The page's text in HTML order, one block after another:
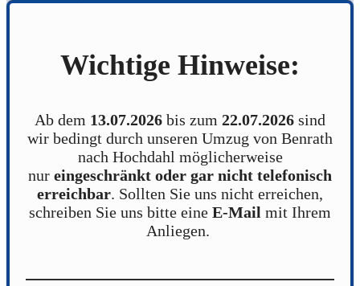
Wichtige Hinweise:
Ab dem 13.07.2026 bis zum 22.07.2026 sind
wir bedingt durch unseren Umzug von Benrath
nach Hochdahl möglicherweise
nur eingeschränkt oder gar nicht telefonisch
erreichbar. Sollten Sie uns nicht erreichen,
schreiben Sie uns bitte eine E-Mail mit Ihrem
Anliegen.